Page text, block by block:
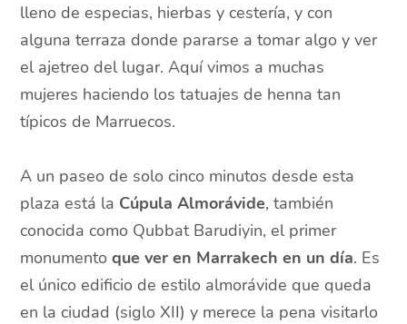
lleno de especias, hierbas y cestería, y con
alguna terraza donde pararse a tomar algo y ver
el ajetreo del lugar. Aquí vimos a muchas
mujeres haciendo los tatuajes de henna tan
típicos de Marruecos.
A un paseo de solo cinco minutos desde esta
plaza está la Cúpula Almorávide, también
conocida como Qubbat Barudiyin, el primer
monumentoque ver en Marrakech en un día. Es
el único edificio de estilo almorávide que queda
en la ciudad (siglo XII) y merece la pena visitarlo